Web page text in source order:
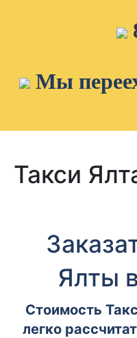
Мы
Такси
Ялты
Стоимость
легко